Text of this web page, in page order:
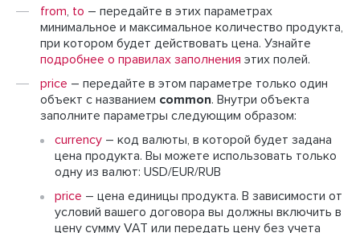
from to – передайте в этих параметрах
минимальное и максимальное количество продукта,
при котором будет действовать цена. Узнайте
подробнее о правилах заполнения этих полей.
price – передайте в этом параметре только один
объект с названием common. Внутри объекта
заполните параметры следующим образом:
currency – код валюты, в которой будет задана
цена продукта. Вы можете использовать только
одну из валют: USD/EUR/RUB
price – цена единицы продукта. В зависимости от
условий вашего договора вы должны включить в
цену сумму VAT или передать цену без учета